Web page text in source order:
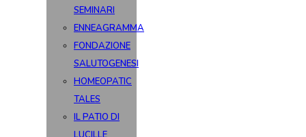
SEMINARI
ENNEAGRAMMA
FONDAZIONE
SALUTOGENESI
HOMEOPATIC
TALES
IL PATIO DI